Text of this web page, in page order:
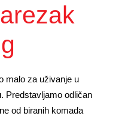
malo za uživanje u
Predstavljamo odličan
od biranih komada